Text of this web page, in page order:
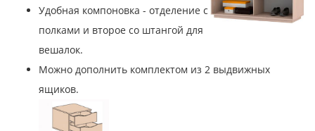
Удобная компоновка - отделение с
полками и второе со штангой для
вешалок.
Можно дополнить комплектом из 2 выдвижных
ящиков.